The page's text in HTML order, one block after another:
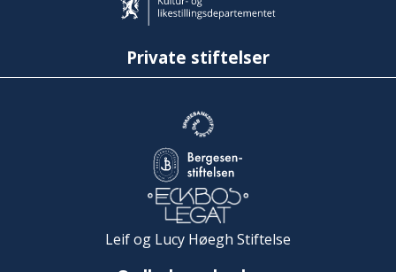
Private stiftelser
Leif og Lucy Høegh Stiftelse